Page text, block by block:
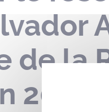
de la
2026